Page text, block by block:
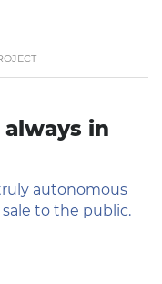
in
autonomous
to the public.